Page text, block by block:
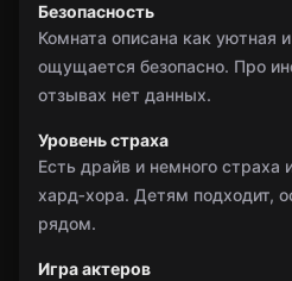
Безопасность
Комната описана как уютная
ощущается безопасно. Про
отзывах нет данных.
Уровень страха
Есть драйв и немного страха
хард‑хора. Детям подходит,
рядом.
Игра актеров